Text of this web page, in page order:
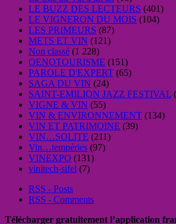
LE BUZZ DES LECTEURS (401)
LE VIGNERON DU MOIS (104)
LES PRIMEURS (87)
METS ET VIN (121)
Non classé (1 228)
OENOTOURISME (151)
PAROLE D'EXPERT (65)
SAGA DU VIN (24)
SAINT-EMILION JAZZ FESTIVAL
VIGNE & VIN (55)
VIN & ENVIRONNEMENT (134)
VIN ET PATRIMOINE (39)
VIN…SOLITE (211)
Vin…tempéries (97)
VINEXPO (131)
vinitech-sifel (7)
RSS - Posts
RSS - Comments
Télécharger gratuitement l’application